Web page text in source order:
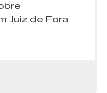
Juiz de Fora